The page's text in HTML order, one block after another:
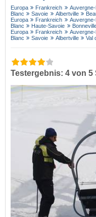
Europa Frankreich
Blanc
Savoie Albertville
Europa
Frankreich
Blanc
Haute-Savoie
Europa
Frankreich
Blanc
Savoie Albertville Val
Testergebnis: 4 von 5